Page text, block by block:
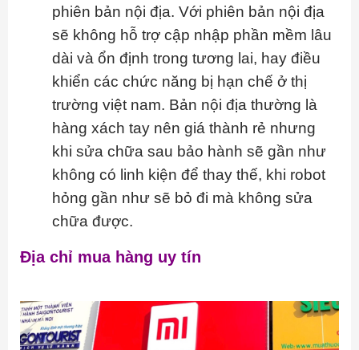
phiên bản nội địa. Với phiên bản nội địa
sẽ không hỗ trợ cập nhập phần mềm lâu
dài và ổn định trong tương lai, hay điều
khiển các chức năng bị hạn chế ở thị
trường việt nam. Bản nội địa thường là
hàng xách tay nên giá thành rẻ nhưng
khi sửa chữa sau bảo hành sẽ gần như
không có linh kiện để thay thế, khi robot
hỏng gần như sẽ bỏ đi mà không sửa
chữa được.
Địa chỉ mua hàng uy tín